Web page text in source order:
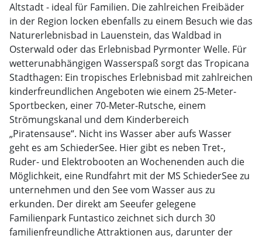
Altstadt - ideal für Familien. Die zahlreichen Freibäder
in der Region locken ebenfalls zu einem Besuch wie das
Naturerlebnisbad in Lauenstein, das Waldbad in
Osterwald oder das Erlebnisbad Pyrmonter Welle. Für
wetterunabhängigen Wasserspaß sorgt das Tropicana
Stadthagen: Ein tropisches Erlebnisbad mit zahlreichen
kinderfreundlichen Angeboten wie einem 25-Meter-
Sportbecken, einer 70-Meter-Rutsche, einem
Strömungskanal und dem Kinderbereich
„Piratensause“. Nicht ins Wasser aber aufs Wasser
geht es am SchiederSee. Hier gibt es neben Tret-,
Ruder- und Elektrobooten an Wochenenden auch die
Möglichkeit, eine Rundfahrt mit der MS SchiederSee zu
unternehmen und den See vom Wasser aus zu
erkunden. Der direkt am Seeufer gelegene
Familienpark Funtastico zeichnet sich durch 30
familienfreundliche Attraktionen aus, darunter der